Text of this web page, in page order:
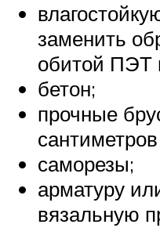
заменить
обитой ПЭТ
бетон;
прочные
саморезы;
арматуру
вязальную